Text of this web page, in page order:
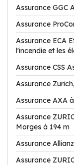
Assurance GGC
Assurance
Assurance ECA
l'incendie et les
Assurance CSS
Assurance
Assurance AXA
Assurance
Morges à 194 m
Assurance
Assurance